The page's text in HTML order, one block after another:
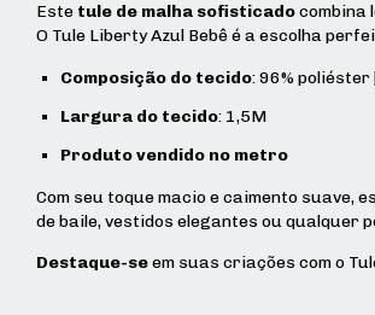
Este tule de malha sofisticadocombina
O Tule Liberty Azul Bebê é a escolha
Composição do tecido: 96% poliéster
Largura do tecido: 1,5M
Produto vendido no metro
Com seu toque macio e caimento suave,
de baile, vestidos elegantes ou qualquer
Destaque-seem suas criações com o